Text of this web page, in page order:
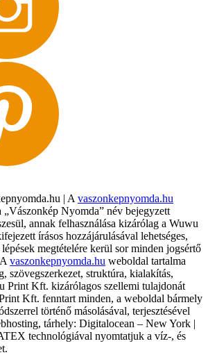
| A vaszonkepnyomda.hu
„Vászonkép Nyomda” név bejegyzett
annak felhasználása kizárólag a Wuwu
írásos hozzájárulásával lehetséges,
megtételére kerül sor minden jogsértő
vaszonkepnyomda.hu weboldal tartalma
szövegszerkezet, struktúra, kialakítás,
Print Kft. kizárólagos szellemi tulajdonát
Kft. fenntart minden, a weboldal bármely
történő másolásával, terjesztésével
tárhely: Digitalocean – New York |
technológiával nyomtatjuk a víz-, és